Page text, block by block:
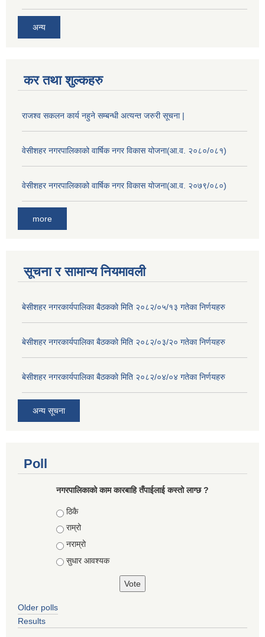
अन्य
कर तथा शुल्कहरु
राजश्व सकलन कार्य नहुने सम्बन्धी अत्यन्त जरुरी सूचना |
वेसीशहर नगरपालिकाको वार्षिक नगर विकास योजना(आ.व. २०८०/०८१)
वेसीशहर नगरपालिकाको वार्षिक नगर विकास योजना(आ.व. २०७९/०८०)
more
सूचना र सामान्य नियमावली
बे‍‍सीशहर नगरकार्यपालिका बैठककाे मिति २०८२/०५/१३ गतेका निर्णयहरु
बे‍‍सीशहर नगरकार्यपालिका बैठककाे मिति २०८२/०३/२० गतेका निर्णयहरु
बे‍‍सीशहर नगरकार्यपालिका बैठककाे मिति २०८२/०४/०४ गतेका निर्णयहरु
अन्य सूचना
Poll
नगरपालिकाको काम कारबाहि तँपाईलाई कस्तो लाग्छ ?
Choices
ठिकै
राम्रो
नराम्रो
सुधार आवश्यक
Older polls
Results